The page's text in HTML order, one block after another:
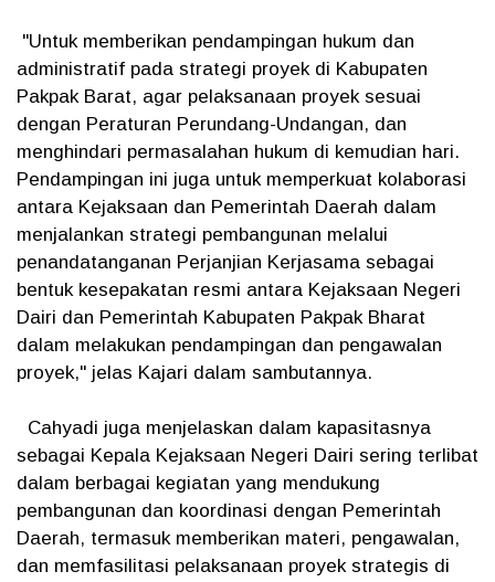
"Untuk memberikan pendampingan hukum dan
administratif pada strategi proyek di Kabupaten
Pakpak Barat, agar pelaksanaan proyek sesuai
dengan Peraturan Perundang-Undangan, dan
menghindari permasalahan hukum di kemudian hari.
Pendampingan ini juga untuk memperkuat kolaborasi
antara Kejaksaan dan Pemerintah Daerah dalam
menjalankan strategi pembangunan melalui
penandatanganan Perjanjian Kerjasama sebagai
bentuk kesepakatan resmi antara Kejaksaan Negeri
Dairi dan Pemerintah Kabupaten Pakpak Bharat
dalam melakukan pendampingan dan pengawalan
proyek," jelas Kajari dalam sambutannya.
Cahyadi juga menjelaskan dalam kapasitasnya
sebagai Kepala Kejaksaan Negeri Dairi sering terlibat
dalam berbagai kegiatan yang mendukung
pembangunan dan koordinasi dengan Pemerintah
Daerah, termasuk memberikan materi, pengawalan,
dan memfasilitasi pelaksanaan proyek strategis di